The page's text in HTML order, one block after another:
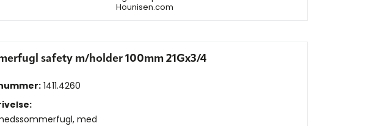
Hounisen.com
safety m/holder 100mm 21Gx3/4
1411.4260
med